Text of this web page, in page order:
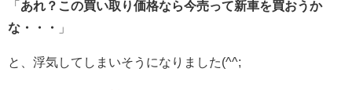
「 あれ？この買い取り価格なら今売って新車を買おうか
な・・・
」
と、浮気してしまいそうになりました(^^;